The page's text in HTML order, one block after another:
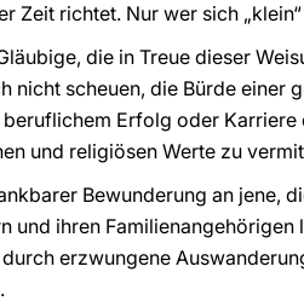
Zeit richtet. Nur wer sich
die in Treue dieser
nicht scheuen, die Bürde einer
Erfolg oder
und religiösen Werte zu
Bewunderung an jene,
und ihren
erzwungene